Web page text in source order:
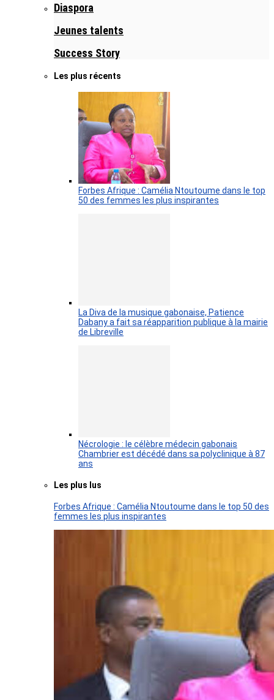
Diaspora
Jeunes talents
Success Story
Les plus récents
Forbes Afrique : Camélia Ntoutoume dans le top
50 des femmes les plus inspirantes
La Diva de la musique gabonaise, Patience
Dabany a fait sa réapparition publique à la mairie
de Libreville
Nécrologie : le célèbre médecin gabonais
Chambrier est décédé dans sa polyclinique à 87
ans
Les plus lus
Forbes Afrique : Camélia Ntoutoume dans le top 50 des
femmes les plus inspirantes